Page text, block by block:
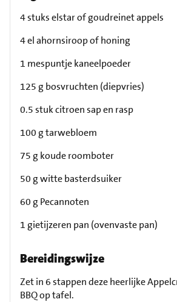
4 stuks elstar of goudreinet appels
4 el ahornsiroop of honing
1 mespuntje kaneelpoeder
125 g bosvruchten (diepvries)
0.5 stuk citroen sap en rasp
100 g tarwebloem
75 g koude roomboter
50 g witte basterdsuiker
60 g Pecannoten
1 gietijzeren pan (ovenvaste pan)
Bereidingswijze
Zet in 6 stappen deze heerlijke
BBQ op tafel.